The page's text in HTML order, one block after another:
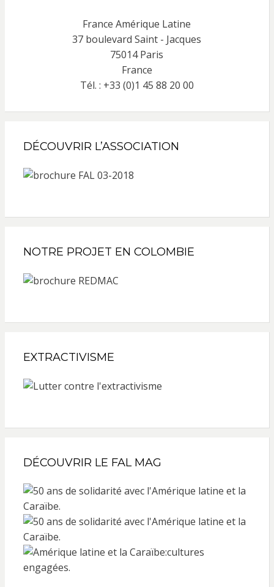
France Amérique Latine
37 boulevard Saint - Jacques
75014 Paris
France
Tél. : +33 (0)1 45 88 20 00
DÉCOUVRIR L’ASSOCIATION
NOTRE PROJET EN COLOMBIE
EXTRACTIVISME
DÉCOUVRIR LE FAL MAG